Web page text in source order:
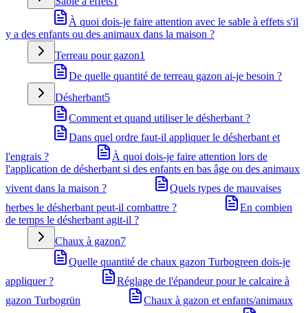
À quoi dois-je faire attention avec le sable à effets s'il
y a des enfants ou des animaux dans la maison ?
Terreau pour gazon1
De quelle quantité de terreau gazon ai-je besoin ?
Désherbant5
Comment et quand utiliser le désherbant ?
Dans quel ordre faut-il appliquer le désherbant et
l'engrais ?
À quoi dois-je faire attention lors de
l'application de désherbant si des enfants en bas âge ou des animaux
vivent dans la maison ?
Quels types de mauvaises
herbes le désherbant peut-il combattre ?
En combien
de temps le désherbant agit-il ?
Chaux à gazon7
Quelle quantité de chaux gazon Turbogreen dois-je
appliquer ?
Réglage de l'épandeur pour le calcaire à
gazon Turbogrün
Chaux à gazon et enfants/animaux